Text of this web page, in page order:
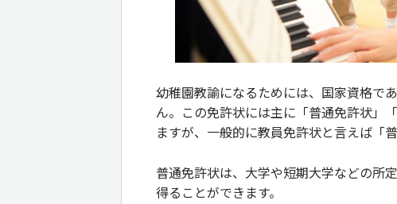
幼稚園教諭になるためには、国家資格で
ん。この免許状には主に「普通免許状」
ますが、一般的に教員免許状と言えば「
普通免許状は、大学や短期大学などの所
得ることができます。